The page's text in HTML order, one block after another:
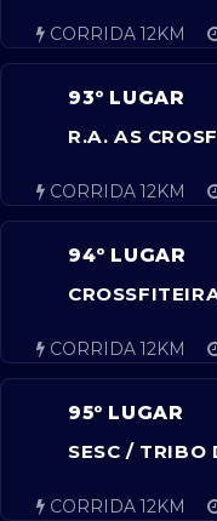
CORRIDA 12KM
93º LUGAR
R.A. AS
CORRIDA 12KM
94º LUGAR
CORRIDA 12KM
95º LUGAR
SESC / TRIBO
CORRIDA 12KM